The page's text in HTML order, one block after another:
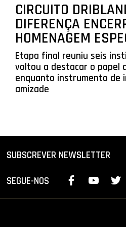
CIRCUITO
DIFERENÇA
HOMENAGEM
Etapa final reuniu seis
voltou a destacar o papel
enquanto instrumento de
amizade
SUBSCREVER NEWSLETTER
SEGUE-NOS